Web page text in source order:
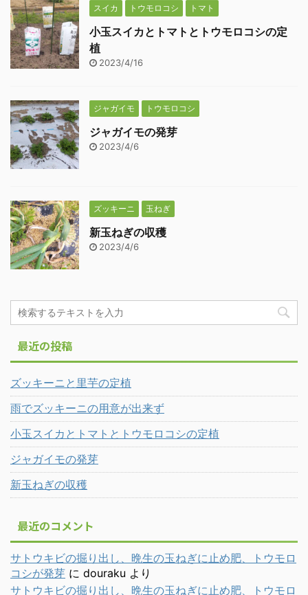
スイカ トウモロコシ トマト
小玉スイカとトマトとトウモロコシの定
植
2023/4/16
ジャガイモ トウモロコシ
ジャガイモの発芽
2023/4/6
ズッキーニ 玉ねぎ
新玉ねぎの収穫
2023/4/6
最近の投稿
ズッキーニと里芋の定植
雨でズッキーニの用意が出来ず
小玉スイカとトマトとトウモロコシの定植
ジャガイモの発芽
新玉ねぎの収穫
最近のコメント
サトウキビの掘り出し、晩生の玉ねぎに止め肥、トウモロ
コシが発芽 に douraku より
サトウキビの掘り出し、晩生の玉ねぎに止め肥、トウモロ